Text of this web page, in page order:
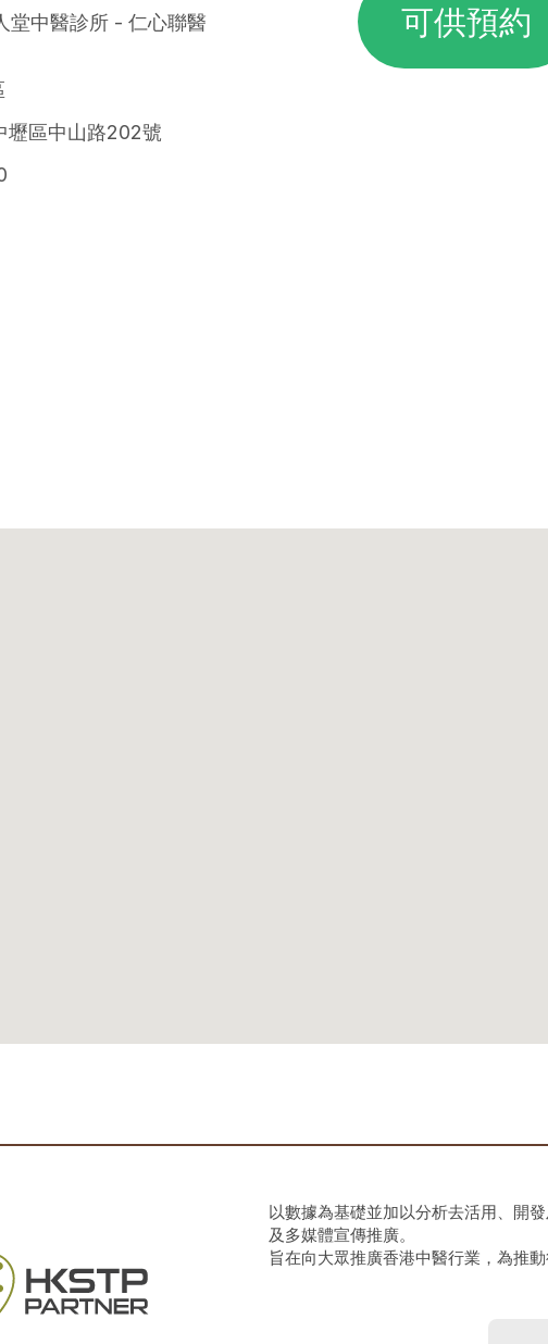
堂中醫診所 - 仁心聯醫 可供預約
壢區中山路202號
以數據為基礎並加以分析去活用、開
及多媒體宣傳推廣。
旨在向大眾推廣香港中醫行業，為推動